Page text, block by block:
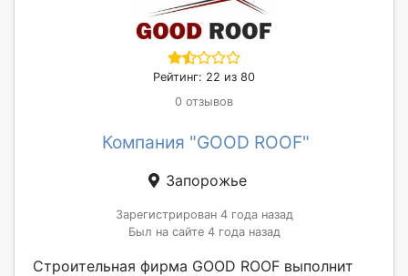
Рейтинг: 22 из 80
0 отзывов
Компания "GOOD ROOF"
Запорожье
Зарегистрирован 4 года назад
Был на сайте 4 года назад
Строительная фирма GOOD ROOF выполнит